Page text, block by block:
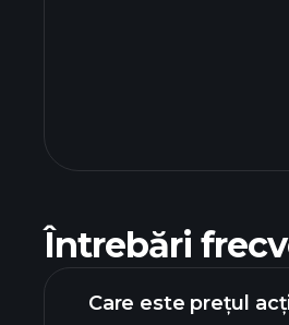
Întrebări
Care este prețul